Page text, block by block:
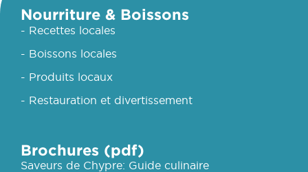
Nourriture & Boissons
- Recettes locales
- Boissons locales
- Produits locaux
- Restauration et divertissement
Brochures (pdf)
Saveurs de Chypre: Guide culinaire